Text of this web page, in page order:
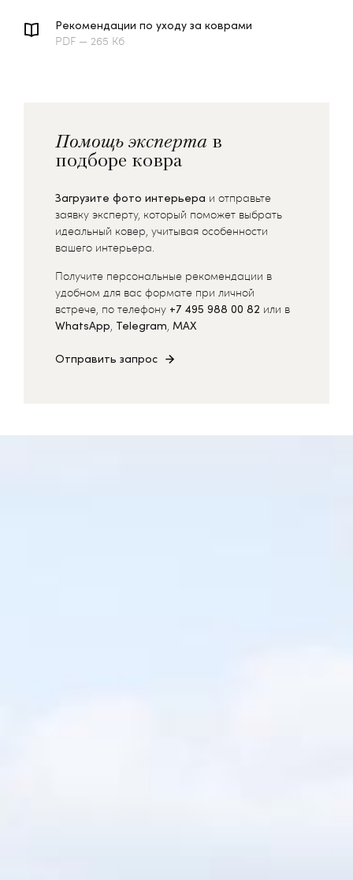
Рекомендации по уходу за коврами
PDF — 265 Кб
Помощь эксперта в
подборе ковра
Загрузите фото интерьера и отправьте
заявку эксперту, который поможет выбрать
идеальный ковер, учитывая особенности
вашего интерьера.
Получите персональные рекомендации в
удобном для вас формате при личной
встрече, по телефону +7 495 988 00 82 или в
WhatsApp, Telegram, MAX
Отправить запрос